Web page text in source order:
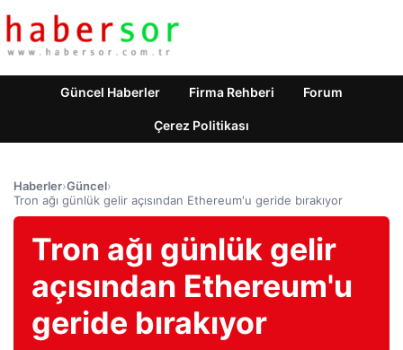
Güncel Haberler Firma Rehberi Forum
Çerez Politikası
Haberler›Güncel›
Tron ağı günlük gelir açısından Ethereum'u geride bırakıyor
Tron ağı günlük gelir
açısından Ethereum'u
geride bırakıyor